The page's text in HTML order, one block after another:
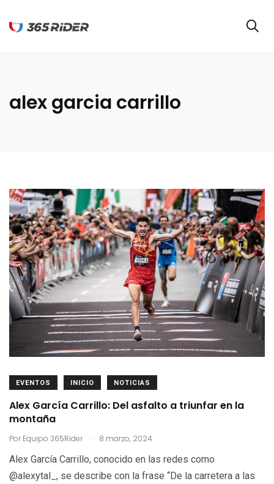
alex garcia carrillo
EVENTOS INICIO NOTICIAS
Alex García Carrillo: Del asfalto a triunfar en la
montaña
Por Equipo 365Rider . 8 marzo, 2024
Alex García Carrillo, conocido en las redes como
@alexytal_, se describe con la frase “De la carretera a las